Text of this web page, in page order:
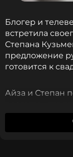
Блогер и
встретила
Степана
предложение
готовится к
Айза и Степан
знакомства.
что до